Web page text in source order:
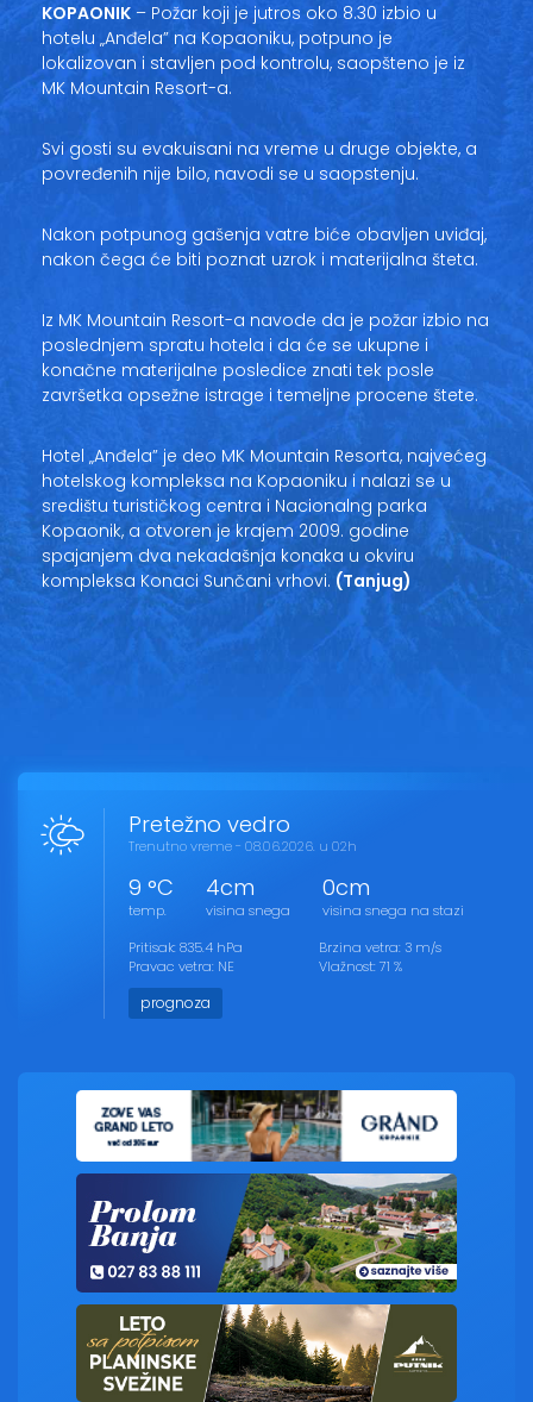
Copyright© 2020
HopNaKop
KOPAONIK – Požar koji je jutros oko 8.30 izbio u
hotelu „Anđela” na Kopaoniku, potpuno je
lokalizovan i stavljen pod kontrolu, saopšteno je iz
MK Mountain Resort-a.
Svi gosti su evakuisani na vreme u druge objekte, a
povređenih nije bilo, navodi se u saopstenju.
Nakon potpunog gašenja vatre biće obavljen uviđaj,
nakon čega će biti poznat uzrok i materijalna šteta.
Iz MK Mountain Resort-a navode da je požar izbio na
poslednjem spratu hotela i da će se ukupne i
konačne materijalne posledice znati tek posle
završetka opsežne istrage i temeljne procene štete.
Hotel „Anđela” je deo MK Mountain Resorta, najvećeg
hotelskog kompleksa na Kopaoniku i nalazi se u
središtu turističkog centra i Nacionalng parka
Kopaonik, a otvoren je krajem 2009. godine
spajanjem dva nekadašnja konaka u okviru
kompleksa Konaci Sunčani vrhovi. (Tanjug)
Pretežno vedro
Trenutno vreme - 08.06.2026. u 02h
9 °C
temp.
4cm
visina snega
0cm
visina snega na stazi
Pritisak: 835.4 hPa
Pravac vetra: NE
Brzina vetra: 3 m/s
Vlažnost: 71 %
prognoza